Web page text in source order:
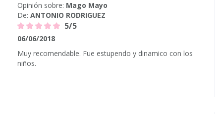
Opinión sobre: Mago Mayo
De: ANTONIO RODRIGUEZ
5/5
06/06/2018
Muy recomendable. Fue estupendo y dinamico con los
niños.